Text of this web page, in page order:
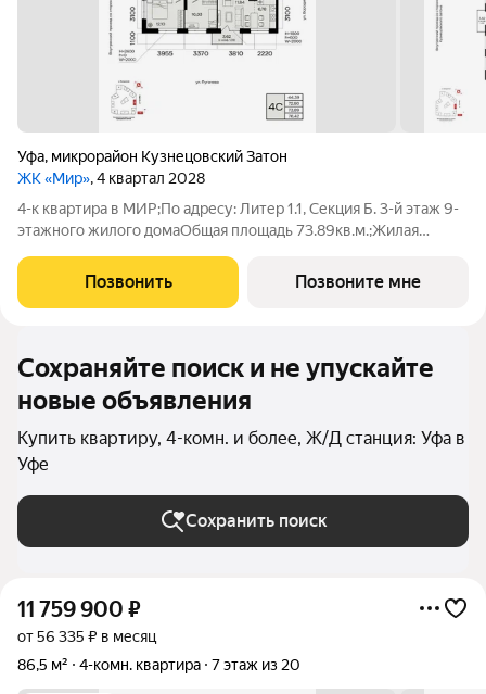
Уфа, микрорайон Кузнецовский Затон
ЖК «Мир», 4 квартал 2028
4-к квартира в МИР;По адресу: Литер 1.1, Секция Б. 3-й этаж 9-
этажного жилого домаОбщая площадь 73.89кв.м.;Жилая
строительства: 4 квартал 2028 года.Квартира с свободной
планировкой,
Позвонить Позвоните мне
Сохраняйте поиск и не упускайте
новые объявления
Купить квартиру, 4-комн. и более, Ж/Д станция: Уфа в
Уфе
Сохранить поиск
11 759 900 ₽
от 56 335 ₽ в месяц
86,5 м²
4-комн. квартира 7 этаж из 20